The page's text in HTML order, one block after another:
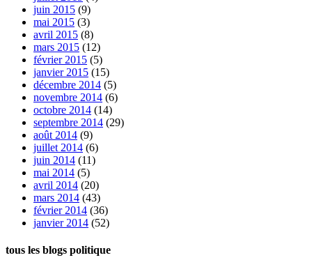
juin 2015 (9)
mai 2015 (3)
avril 2015 (8)
mars 2015 (12)
février 2015 (5)
janvier 2015 (15)
décembre 2014 (5)
novembre 2014 (6)
octobre 2014 (14)
septembre 2014 (29)
août 2014 (9)
juillet 2014 (6)
juin 2014 (11)
mai 2014 (5)
avril 2014 (20)
mars 2014 (43)
février 2014 (36)
janvier 2014 (52)
tous les blogs politique